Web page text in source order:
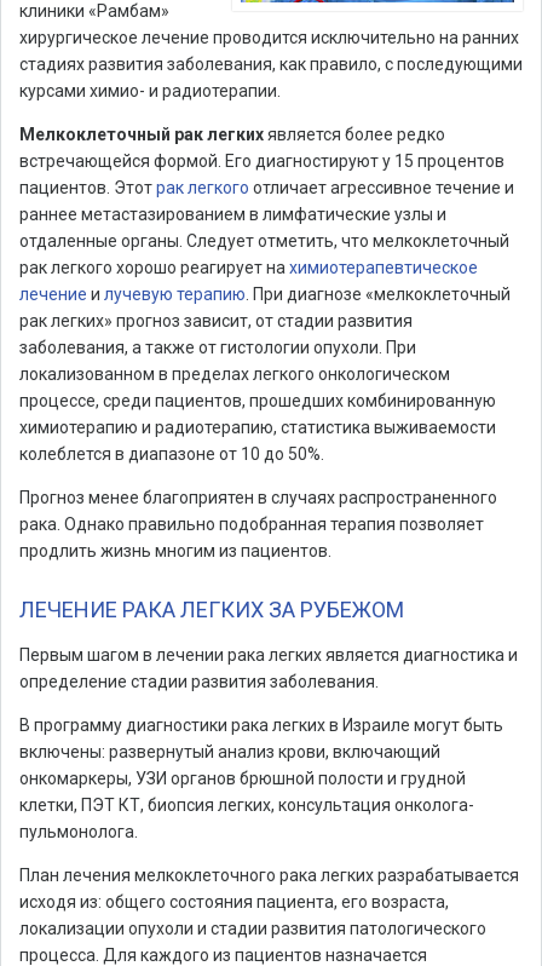
клиники «Рамбам»
хирургическое лечение проводится исключительно на ранних
стадиях развития заболевания, как правило, с последующими
курсами химио- и радиотерапии.
Мелкоклеточный рак легкихявляется более редко
встречающейся формой. Его диагностируют у 15 процентов
пациентов. Этотрак легкого отличает агрессивное течение и
раннее метастазированием в лимфатические узлы и
отдаленные органы. Следует отметить, что мелкоклеточный
рак легкого хорошо реагирует на химиотерапевтическое
лечение и лучевую терапию . При диагнозе «мелкоклеточный
рак легких» прогноз зависит, от стадии развития
заболевания, а также от гистологии опухоли. При
локализованном в пределах легкого онкологическом
процессе, среди пациентов, прошедших комбинированную
химиотерапию и радиотерапию, статистика выживаемости
колеблется в диапазоне от 10 до 50%.
Прогноз менее благоприятен в случаях распространенного
рака. Однако правильно подобранная терапия позволяет
продлить жизнь многим из пациентов.
ЛЕЧЕНИЕ РАКА ЛЕГКИХ ЗА РУБЕЖОМ
Первым шагом в лечении рака легких является диагностика и
определение стадии развития заболевания.
В программу диагностики рака легких в Израиле могут быть
включены: развернутый анализ крови, включающий
онкомаркеры, УЗИ органов брюшной полости и грудной
клетки, ПЭТ КТ, биопсия легких, консультация онколога-
пульмонолога.
План лечения мелкоклеточного рака легких разрабатывается
исходя из: общего состояния пациента, его возраста,
локализации опухоли и стадии развития патологического
процесса. Для каждого из пациентов назначается